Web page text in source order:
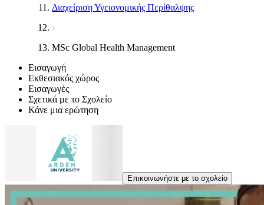
Διαχείριση Υγειονομικής Περίθαλψης
MSc Global Health Management
Εισαγωγή
Εκθεσιακός χώρος
Εισαγωγές
Σχετικά με το Σχολείο
Κάνε μια ερώτηση
Επικοινωνήστε με το σχολείο